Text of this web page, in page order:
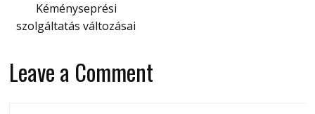
Kéményseprési
szolgáltatás változásai
Leave a Comment